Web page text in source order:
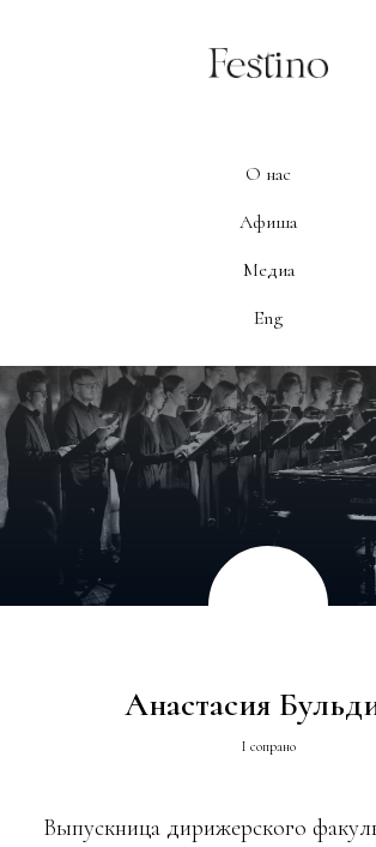
О нас
Афиша
Медиа
Eng
Анастасия
I сопрано
Выпускница дирижерского